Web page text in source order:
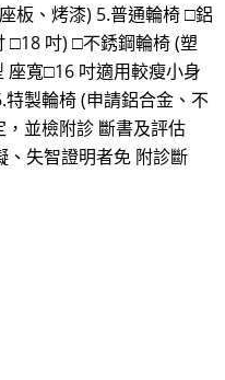
板、烤漆) 5.普通輪椅 □鋁
□18 吋) □不銹鋼輪椅 (塑
座寬□16 吋適用較瘦小身
製輪椅 (申請鋁合金、不
，並檢附診 斷書及評估
、失智證明者免 附診斷